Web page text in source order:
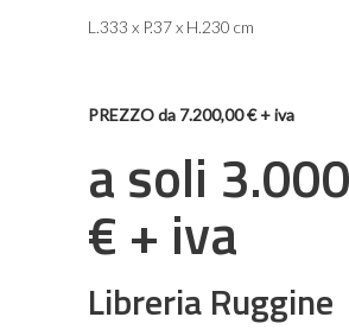
L.333 x P.37 x H.230 cm
PREZZO da 7.200,00 € + iva
a soli
€ + iva
Libreria Ruggine